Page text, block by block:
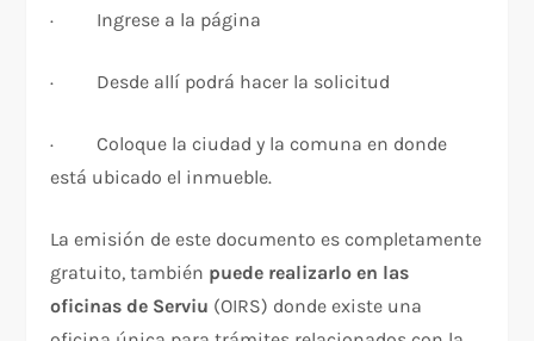
· Ingrese a la página
· Desde allí podrá hacer la solicitud
· Coloque la ciudad y la comuna en donde
está ubicado el inmueble.
La emisión de este documento es completamente
gratuito, también puede realizarlo en las
oficinas de Serviu (OIRS) donde existe una